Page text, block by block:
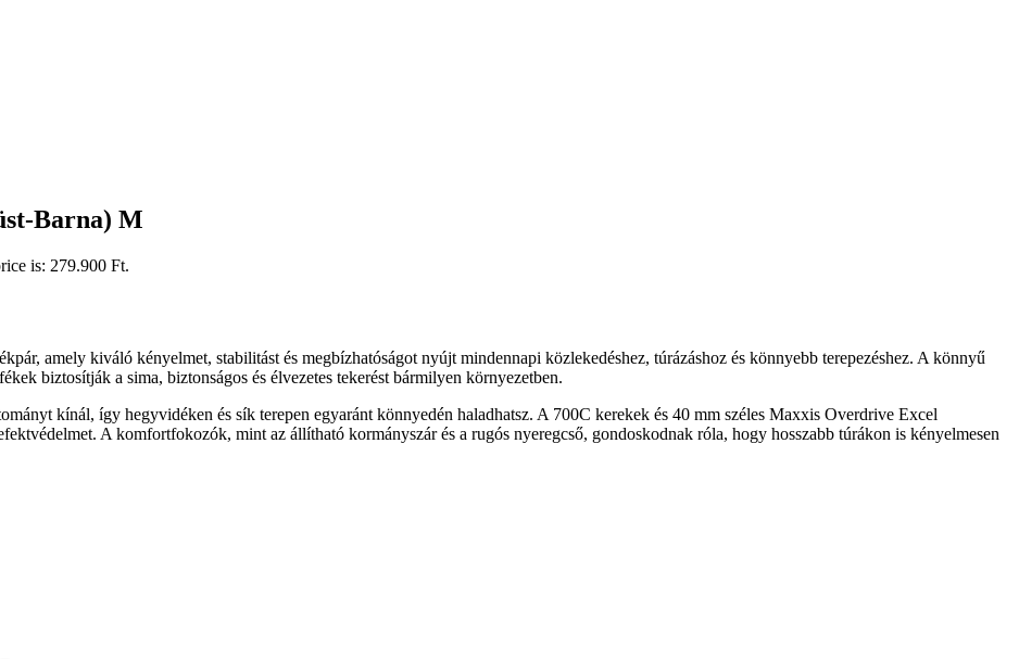
Barna) M
is: 279.900 Ft.
amely kiváló kényelmet, stabilitást és megbízhatóságot nyújt mindennapi közlekedéshez, túrázáshoz és könnyebb terepezéshez. A könnyű
biztosítják a sima, biztonságos és élvezetes tekerést bármilyen környezetben.
kínál, így hegyvidéken és sík terepen egyaránt könnyedén haladhatsz. A 700C kerekek és 40 mm széles Maxxis Overdrive Excel
A komfortfokozók, mint az állítható kormányszár és a rugós nyeregcső, gondoskodnak róla, hogy hosszabb túrákon is kényelmesen